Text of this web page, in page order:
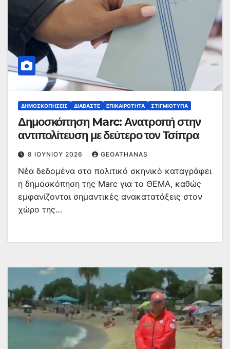
ΔΗΜΟΣΚΟΠΉΣΕΙΣ ΔΙΑΒΆΣΤΕ ΕΠΙΚΑΙΡΌΤΗΤΑ ΣΤΙΓΜΙΌΤΥΠΑ
Δημοσκόπηση Marc: Ανατροπή στην
αντιπολίτευση με δεύτερο τον Τσίπρα
8 ΙΟΥΝΊΟΥ 2026 GEOATHANAS
Νέα δεδομένα στο πολιτικό σκηνικό καταγράφει
η δημοσκόπηση της Marc για το ΘΕΜΑ, καθώς
εμφανίζονται σημαντικές ανακατατάξεις στον
χώρο της…